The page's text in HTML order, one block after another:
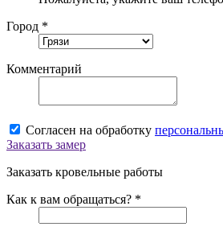
Город *
Комментарий
Согласен на обработку
Заказать замер
Заказать кровельные работы
Как к вам обращаться? *